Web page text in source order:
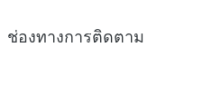
ช่องทางการติดตาม